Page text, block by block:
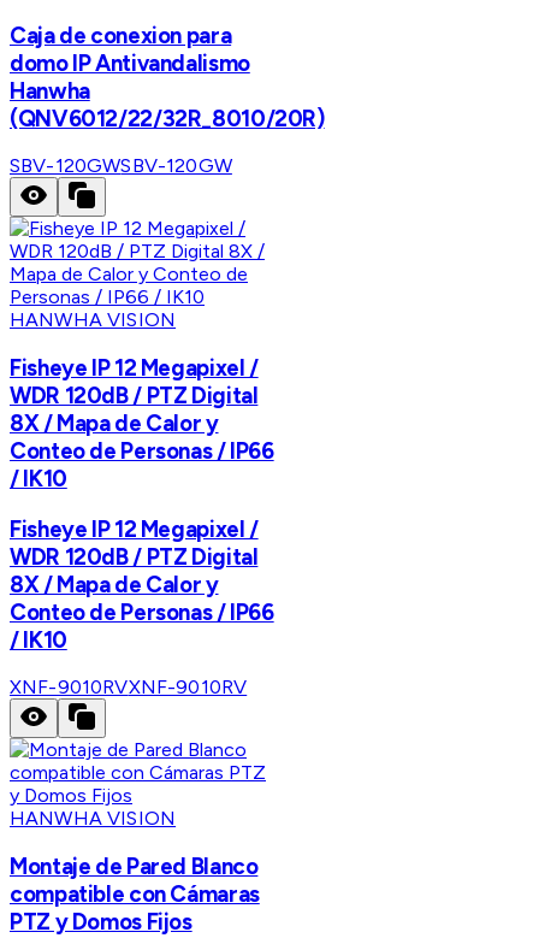
Caja de conexion para
domo IP Antivandalismo
Hanwha
(QNV6012/22/32R_8010/20R)
SBV-120GWSBV-120GW
HANWHA VISION
Fisheye IP 12 Megapixel /
WDR 120dB / PTZ Digital
8X / Mapa de Calor y
Conteo de Personas / IP66
/ IK10
Fisheye IP 12 Megapixel /
WDR 120dB / PTZ Digital
8X / Mapa de Calor y
Conteo de Personas / IP66
/ IK10
XNF-9010RVXNF-9010RV
HANWHA VISION
Montaje de Pared Blanco
compatible con Cámaras
PTZ y Domos Fijos